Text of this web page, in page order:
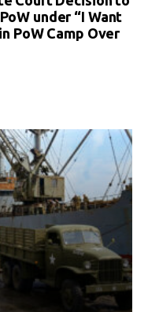
under “I Want
PoW Camp Over